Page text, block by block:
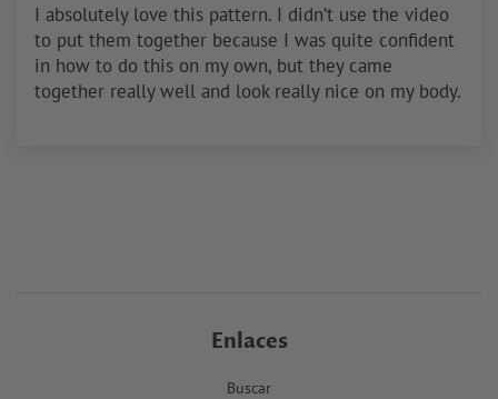
I absolutely love this pattern. I didn’t use the video
to put them together because I was quite confident
in how to do this on my own, but they came
together really well and look really nice on my body.
Enlaces
Buscar